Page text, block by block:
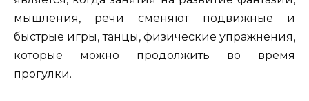
мышления, речи сменяют подвижные и
быстрые игры, танцы, физические упражнения,
которые можно продолжить во время
прогулки.